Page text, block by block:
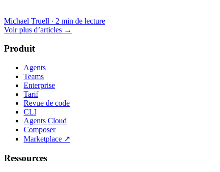
Michael Truell · 2 min de lecture
Voir plus d’articles →
Produit
Agents
Teams
Enterprise
Tarif
Revue de code
CLI
Agents Cloud
Composer
Marketplace ↗
Ressources